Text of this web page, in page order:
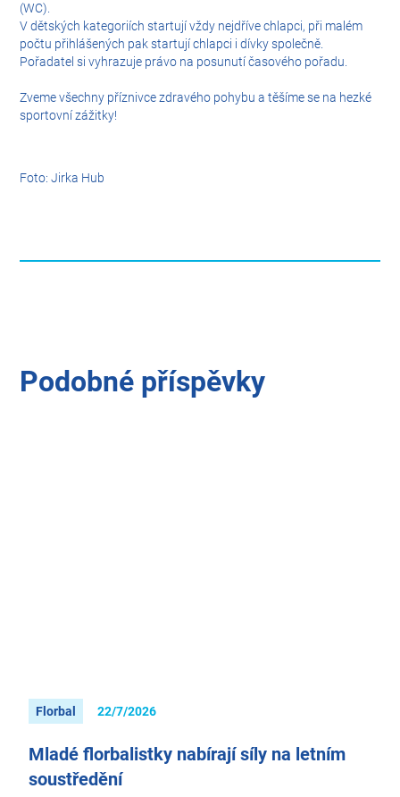
(WC).
V dětských kategoriích startují vždy nejdříve chlapci, při malém
počtu přihlášených pak startují chlapci i dívky společně.
Pořadatel si vyhrazuje právo na posunutí časového pořadu.
Zveme všechny příznivce zdravého pohybu a těšíme se na hezké
sportovní zážitky!
Foto: Jirka Hub
Podobné příspěvky
Florbal 22/7/2026
Mladé florbalistky nabírají síly na letním
soustředění